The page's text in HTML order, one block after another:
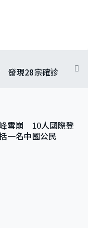
發現28宗確診
雪崩 10人國際登
一名中國公民